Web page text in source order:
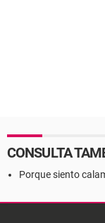
CONSULTA
Porque siento